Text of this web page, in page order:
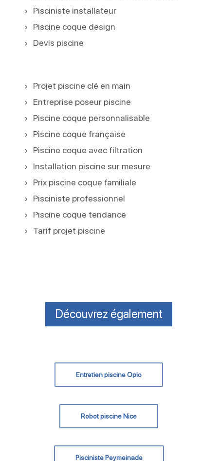
Pisciniste installateur
Piscine coque design
Devis piscine
Projet piscine clé en main
Entreprise poseur piscine
Piscine coque personnalisable
Piscine coque française
Piscine coque avec filtration
Installation piscine sur mesure
Prix piscine coque familiale
Pisciniste professionnel
Piscine coque tendance
Tarif projet piscine
Découvrez également
Entretien piscine Opio
Robot piscine Nice
Pisciniste Peymeinade